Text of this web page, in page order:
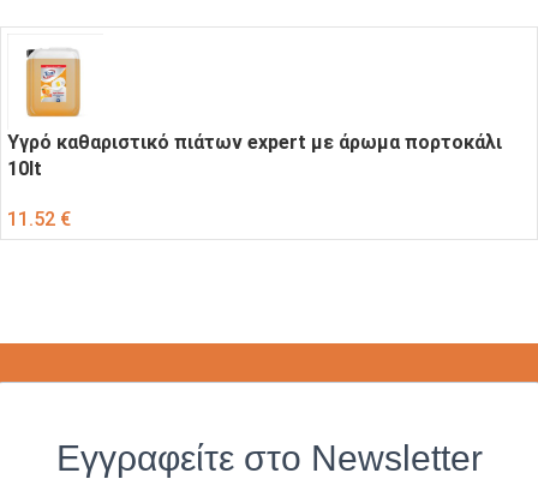
Υγρό καθαριστικό πιάτων expert με άρωμα πορτοκάλι
10lt
11.52 €
Εγγραφείτε στο Newsletter